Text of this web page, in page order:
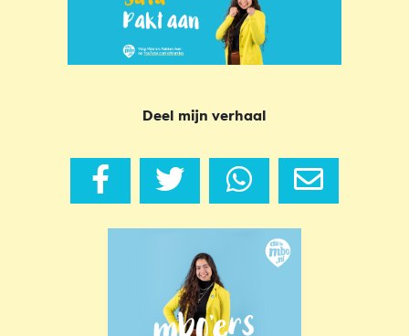
Deel mijn verhaal